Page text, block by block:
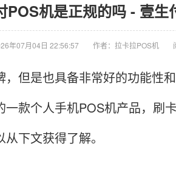
POS机是正规的吗 - 壹生
年07月04日 22:56:57 作者：拉卡拉POS机
，但是也具备非常好的功能性
款个人手机POS机产品，刷
下文获得了解。